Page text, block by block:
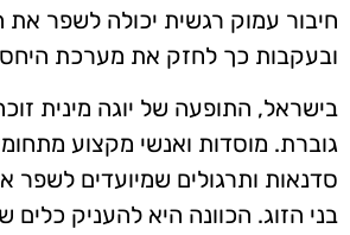
חיבור עמוק רגשית יכולה לשפר את
ובעקבות כך לחזק את מערכת
בישראל, התופעה של יוגה מינית
גוברת. מוסדות ואנשי מקצוע
סדנאות ותרגולים שמיועדים לשפר
בני הזוג. הכוונה היא להעניק כלים